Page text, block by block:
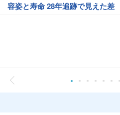
容姿と寿命 28年追跡で見えた差